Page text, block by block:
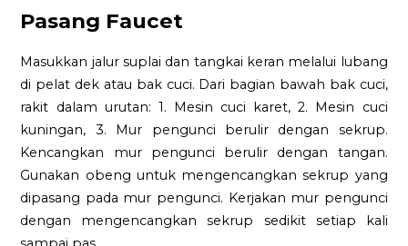
Pasang Faucet
Masukkan jalur suplai dan tangkai keran melalui lubang
di pelat dek atau bak cuci. Dari bagian bawah bak cuci,
rakit dalam urutan: 1. Mesin cuci karet, 2. Mesin cuci
kuningan, 3. Mur pengunci berulir dengan sekrup.
Kencangkan mur pengunci berulir dengan tangan.
Gunakan obeng untuk mengencangkan sekrup yang
dipasang pada mur pengunci. Kerjakan mur pengunci
dengan mengencangkan sekrup sedikit setiap kali